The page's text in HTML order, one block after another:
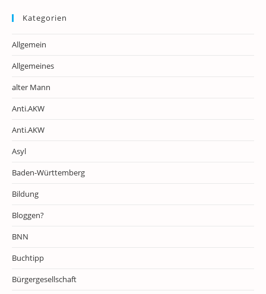
Kategorien
Allgemein
Allgemeines
alter Mann
Anti.AKW
Anti.AKW
Asyl
Baden-Württemberg
Bildung
Bloggen?
BNN
Buchtipp
Bürgergesellschaft